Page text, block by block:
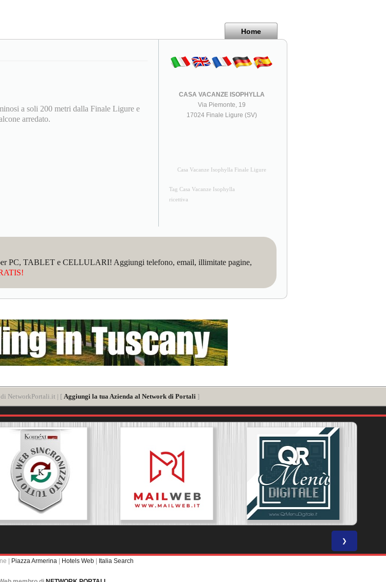
Home
a soli 200 metri dalla Finale Ligure e
arredato.
CASA VACANZE ISOPHYLLA
Via Piemonte, 19
17024 Finale Ligure (SV)
Casa Vacanze Isophylla Finale Ligure
Tag Casa Vacanze Isophylla
ricettiva
PC, TABLET e CELLULARI! Aggiungi telefono, email, illimitate pagine,
NetworkPortali.it | [ Aggiungi la tua Azienda al Network di Portali ]
❯
| Piazza Armerina | Hotels Web | Italia Search